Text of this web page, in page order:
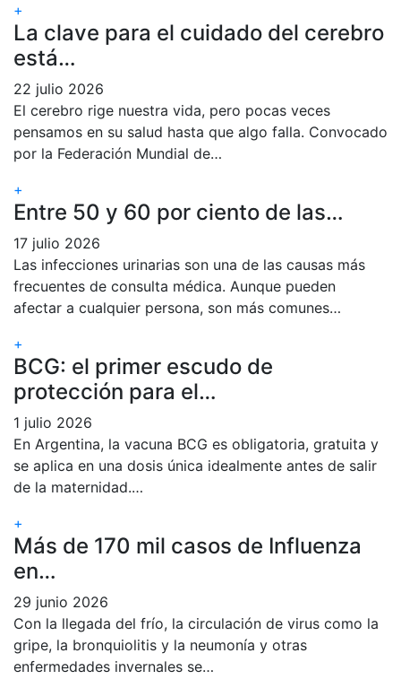
+
La clave para el cuidado del cerebro
está…
22 julio 2026
El cerebro rige nuestra vida, pero pocas veces
pensamos en su salud hasta que algo falla. Convocado
por la Federación Mundial de…
+
Entre 50 y 60 por ciento de las…
17 julio 2026
Las infecciones urinarias son una de las causas más
frecuentes de consulta médica. Aunque pueden
afectar a cualquier persona, son más comunes…
+
BCG: el primer escudo de
protección para el…
1 julio 2026
En Argentina, la vacuna BCG es obligatoria, gratuita y
se aplica en una dosis única idealmente antes de salir
de la maternidad.…
+
Más de 170 mil casos de Influenza
en…
29 junio 2026
Con la llegada del frío, la circulación de virus como la
gripe, la bronquiolitis y la neumonía y otras
enfermedades invernales se…